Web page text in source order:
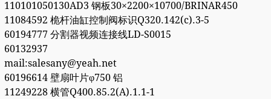
110101050130AD3 钢板30×2200×10700/BRINAR450
11084592 桅杆油缸控制阀标识Q320.142(c).3-5
60194777 分割器视频连接线LD-S0015
60132937
mail:salesany@yeah.net
60196614 壁扇叶片φ750 铝
11249228 横管Q400.85.2(A).1.1-1